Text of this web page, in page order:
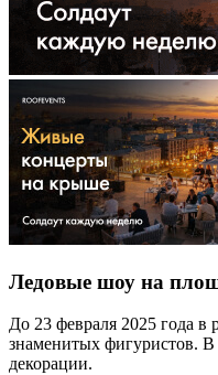
Ледовые шоу на
До 23 февраля 2025 года в
знаменитых фигуристов.
декорации.